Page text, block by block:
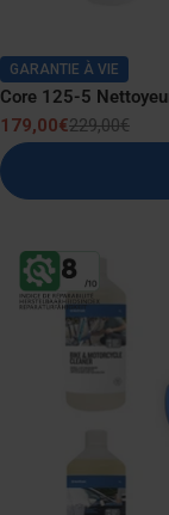
GARANTIE À VIE
Core 125-5
Prix
de
vente
179,00€
Prix
normal
229,00€